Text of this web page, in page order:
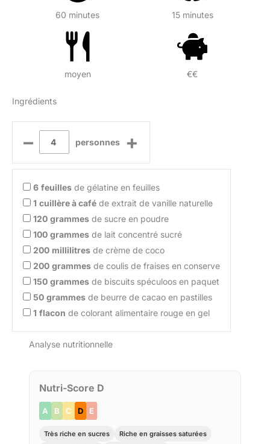
60 minutes 15 minutes
moyen €€
Ingrédients
– personnes +
6 feuilles de gélatine en feuilles
1 cuillère à café de extrait de vanille naturelle
120 grammes de sucre en poudre
100 grammes de lait concentré sucré
200 millilitres de crème de coco
200 grammes de coulis de fraises en conserve
150 grammes de biscuits spéculoos en paquet
50 grammes de beurre de cacao en pastilles
1 flacon de colorant alimentaire rouge en gel
Analyse nutritionnelle
Nutri-Score D
A B C D E
Très riche en sucres
Riche en graisses saturées